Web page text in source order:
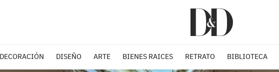
DECORACIÓN DISEÑO ARTE BIENES RAICES RETRATO BIBLIOTECA